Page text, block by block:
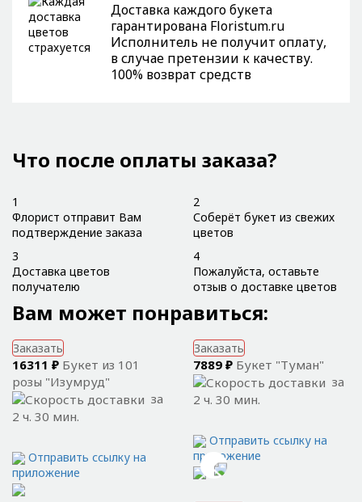
Доставка каждого букета
гарантирована Floristum.ru
Исполнитель не получит оплату,
в случае претензии к качеству.
100% возврат средств
Что после оплаты заказа?
1
Флорист отправит Вам
подтверждение заказа
2
Соберёт букет из свежих
цветов
3
Доставка цветов
получателю
4
Пожалуйста, оставьте
отзыв о доставке цветов
Вам может понравиться:
Заказать
16311 ₽ Букет из 101
розы "Изумруд"
за
2 ч. 30 мин.
Отправить ссылку на
приложение
Заказать
7889 ₽ Букет "Туман"
за
2 ч. 30 мин.
Отправить ссылку на
приложение